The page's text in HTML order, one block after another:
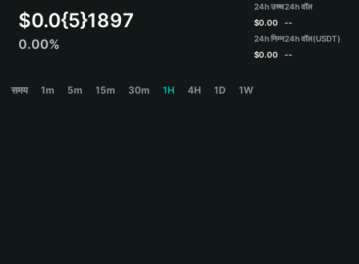
Español
$0.0{5}1897
0.00%
24h उच्च
$0.00
24h निम्न
$0.00
24h वॉल
--
24h वॉल(USDT)
--
समय 1m 5m 15m 30m 1H 4H 1D 1W